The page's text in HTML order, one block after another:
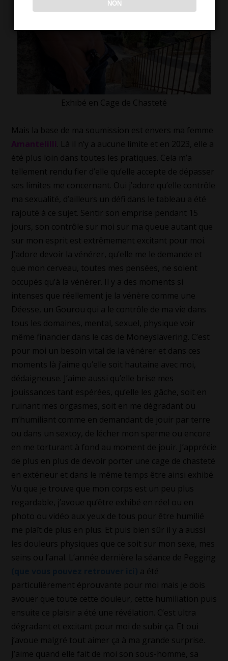
Exhibé en Cage de Chasteté
Mais la base de ma soumission est envers ma femme
Amantelilli . Là il n’y a aucune limite et en 2023, elle a
été plus loin dans toutes les pratiques. Cela m’a
tellement rendu fier d’elle qu’elle accepte de dépasser
ses limites me concernant. Oui j’adore qu’elle contrôle
ma sexualité, d’ailleurs un défi dans le tableau a été
rajouté à ce sujet. Sentir son emprise pendant 15
jours, son contrôle sur moi sur ma queue autant que
sur mon esprit est extrêmement excitant pour moi.
J’adore devoir la vénérer, qu’elle me le demande et
que mon cerveau, toutes mes pensées, ne soient
occupés qu’à la vénérer. Il y a des moments si
intenses que réellement je la vénère comme une
Déesse, un Gourou qui a le contrôle de ma vie dans
tous les domaines, mental, sexuel, physique voir
même financier dans le cas de Moneyslavering. C’est
pour moi un besoin vital de la vénérer et dans ces
moments là j’aime qu’elle soit hautaine avec moi,
dédaigneuse. J’aime aussi qu’elle brise mes
jouissances tant espérées, qu’elle les gâche, soit en
ruinant mes orgasmes, soit en me dégradant ou
m’humiliant comme en demandant de jouir par terre
ou dans un sextoy, de lécher mon sperme ou encore
en me torturant à fond au moment de jouir. J’apprécie
de plus en plus de devoir porter une cage de chasteté
en extérieur et dans le même temps être ainsi exhibé.
Vu que je trouve que mon corps est un peu plus
regardable, j’avoue qu’être exhibé en réel ou en
photo ou vidéo aux yeux de tous pour être humilié
me plaît de plus en plus. Et puis bien sûr il y a aussi
les douleurs physiques que ce soit sur mon sexe, mes
seins ou l’anal. L’année dernière la séance de Pegging
a été
particulièrement éprouvante pour moi mais je dois
avouer que toute cette douleur, cette humiliation puis
ensuite ce plaisir a été une révélation. C’est ultra
dégradant et excitant pour moi de subir ça. Et oui
j’avoue malgré tout aimer ça à ma grande surprise.
J’aime quand elle fait de moi son sous-homme, sa
NON